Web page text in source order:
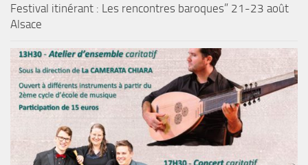
Festival itinérant : Les rencontres baroques” 21-23 août
Alsace